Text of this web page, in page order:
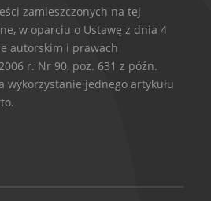
zamieszczonych na tej
w oparciu o Ustawę z dnia 4
autorskim i prawach
r. Nr 90, poz. 631 z późn.
wykorzystanie jednego artykułu